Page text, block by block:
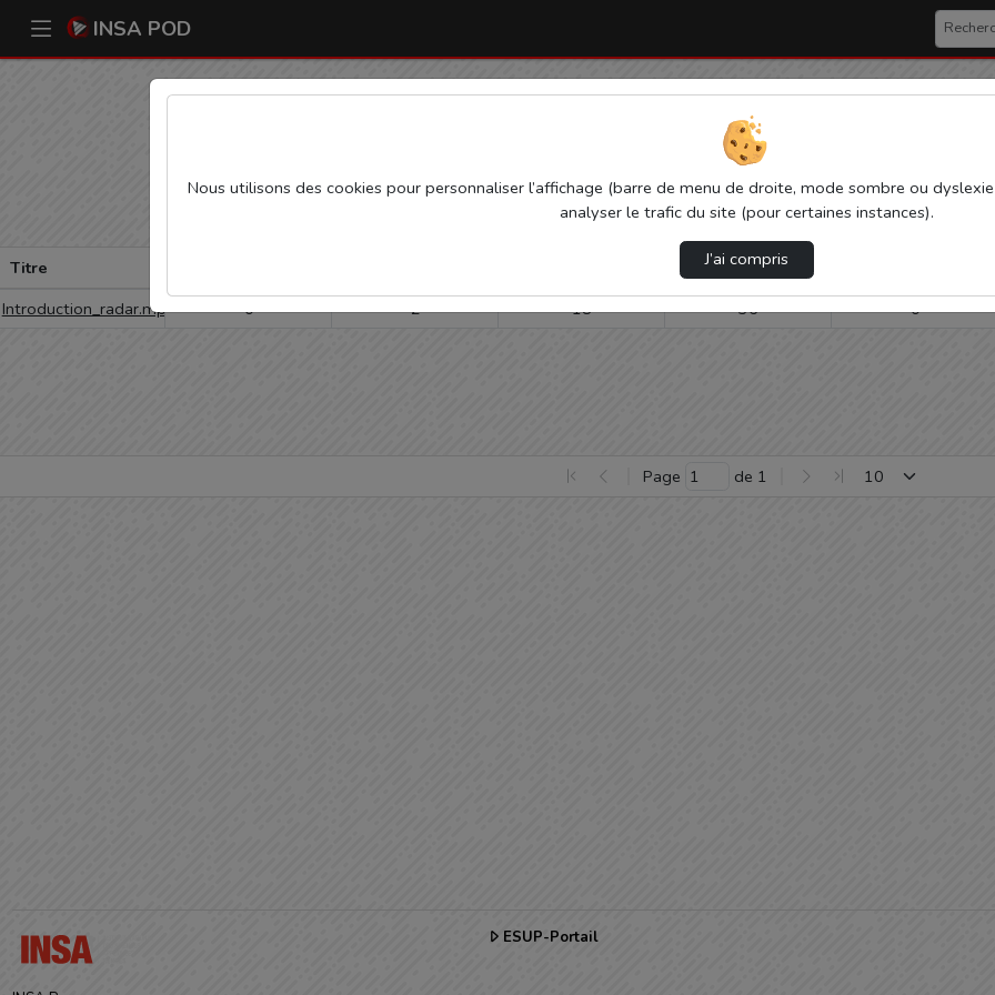
INSA POD
Statistiques de visualisation de la vidéo
Modifier la période de
visualisation
Titre Vue totale depuis création
Introduction_radar.mp4
0 2 18 36 0
Page de 1
ESUP-Portail
Nous utilisons des cookies pour personnaliser l’affichage (barre de menu de droite, mode sombre ou
analyser le trafic du site (pour certaines instances).
J’ai compris